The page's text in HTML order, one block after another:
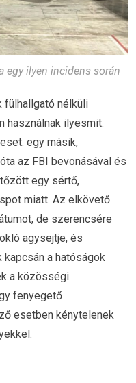
egy ilyen incidens során
fülhallgató nélküli
használnak ilyesmit.
egy másik,
az FBI bevonásával és
egy sértő,
miatt. Az elkövető
de szerencsére
agysejtje, és
a hatóságok
a közösségi
fenyegető
esetben kénytelenek